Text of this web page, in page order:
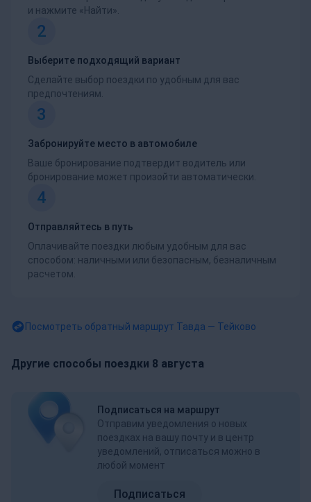
и нажмите «Найти».
2
Выберите подходящий вариант
Сделайте выбор поездки по удобным для вас
предпочтениям.
3
Забронируйте место в автомобиле
Ваше бронирование подтвердит водитель или
бронирование может произойти автоматически.
4
Отправляйтесь в путь
Оплачивайте поездки любым удобным для вас
способом: наличными или безопасным, безналичным
расчетом.
Посмотреть обратный маршрут Тавда — Тейково
Другие способы поездки 8 августа
Подписаться на маршрут
Отправим уведомления о новых
поездках на вашу почту и в центр
уведомлений, отписаться можно в
любой момент
Подписаться